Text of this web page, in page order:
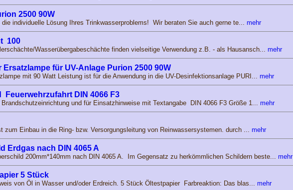
2500 90W
individuelle Lösung Ihres Trinkwasserproblems! Wir beraten Sie auch gerne te... mehr
100
Wasserübergabeschächte finden vielseitige Verwendung z.B. - als Hausansch... mehr
Ersatzlampe für UV-Anlage Purion 2500 90W
mit 90 Watt Leistung ist für die Anwendung in die UV-Desinfektionsanlage PURI... mehr
Feuerwehrzufahrt DIN 4066 F3
Brandschutzeinrichtung und für Einsatzhinweise mit Textangabe DIN 4066 F3 Größe 1... mehr
zum Einbau in die Ring- bzw. Versorgungsleitung von Reinwassersystemen. durch ... mehr
Erdgas nach DIN 4065 A
200mm*140mm nach DIN 4065 A. Im Gegensatz zu herkömmlichen Schildern beste... mehr
5 Stück
von Öl in Wasser und/oder Erdreich. 5 Stück Öltestpapier Farbreaktion: Das blas... mehr